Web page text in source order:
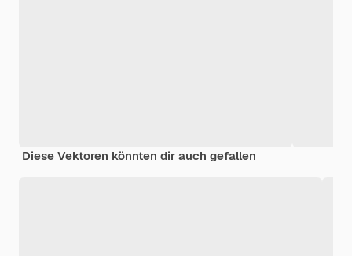
Diese Vektoren könnten dir auch gefallen